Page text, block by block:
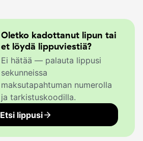
Oletko kadottanut lipun tai
et löydä lippuviestiä?
Ei hätää — palauta lippusi
sekunneissa
maksutapahtuman numerolla
ja tarkistuskoodilla.
Etsi lippusi